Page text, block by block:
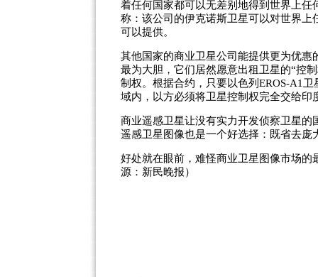
着任何国家都可以无差别地得到世界上
称：该公司的伊克诺斯卫星可以对世界
可以提供。
其他国家的商业卫星公司能提供更为优
最为大胆，它们居然愿意出租卫星的“控
制权。根据合约，只要以色列EROS-A1
域内，以方必须将卫星控制权完全交给印
商业遥感卫星让没有实力开发侦察卫星
遥感卫星图像也是一个好选择：既省去
好处就在眼前，难怪商业卫星图像市场
源：新民晚报）